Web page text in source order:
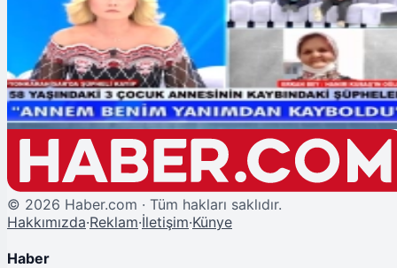
Müge Anlı Hanım Kubaş'ı Arıyor: Afyonkarahisar'da Şüpheli Kayıp Vakası
© 2026 Haber.com · Tüm hakları saklıdır.
Hakkımızda·Reklam·İletişim·Künye
Haber